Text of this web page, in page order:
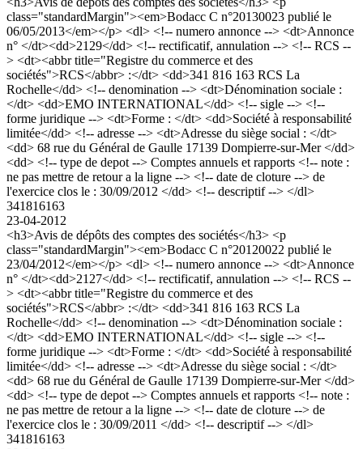
class="standardMargin"><em>Bodacc C n°20130023 publié le
06/05/2013</em></p> <dl> <!-- numero annonce --> <dt>Annonce
n° </dt><dd>2129</dd> <!-- rectificatif, annulation --> <!-- RCS --
> <dt><abbr title="Registre du commerce et des
sociétés">RCS</abbr> :</dt> <dd>341 816 163 RCS La
Rochelle</dd> <!-- denomination --> <dt>Dénomination sociale :
</dt> <dd>EMO INTERNATIONAL</dd> <!-- sigle --> <!--
forme juridique --> <dt>Forme : </dt> <dd>Société à responsabilité
limitée</dd> <!-- adresse --> <dt>Adresse du siège social : </dt>
<dd> 68 rue du Général de Gaulle 17139 Dompierre-sur-Mer </dd>
<dd> <!-- type de depot --> Comptes annuels et rapports <!-- note :
ne pas mettre de retour a la ligne --> <!-- date de cloture --> de
l'exercice clos le : 30/09/2012 </dd> <!-- descriptif --> </dl>
341816163
23-04-2012
<h3>Avis de dépôts des comptes des sociétés</h3> <p
class="standardMargin"><em>Bodacc C n°20120022 publié le
23/04/2012</em></p> <dl> <!-- numero annonce --> <dt>Annonce
n° </dt><dd>2127</dd> <!-- rectificatif, annulation --> <!-- RCS --
> <dt><abbr title="Registre du commerce et des
sociétés">RCS</abbr> :</dt> <dd>341 816 163 RCS La
Rochelle</dd> <!-- denomination --> <dt>Dénomination sociale :
</dt> <dd>EMO INTERNATIONAL</dd> <!-- sigle --> <!--
forme juridique --> <dt>Forme : </dt> <dd>Société à responsabilité
limitée</dd> <!-- adresse --> <dt>Adresse du siège social : </dt>
<dd> 68 rue du Général de Gaulle 17139 Dompierre-sur-Mer </dd>
<dd> <!-- type de depot --> Comptes annuels et rapports <!-- note :
ne pas mettre de retour a la ligne --> <!-- date de cloture --> de
l'exercice clos le : 30/09/2011 </dd> <!-- descriptif --> </dl>
341816163